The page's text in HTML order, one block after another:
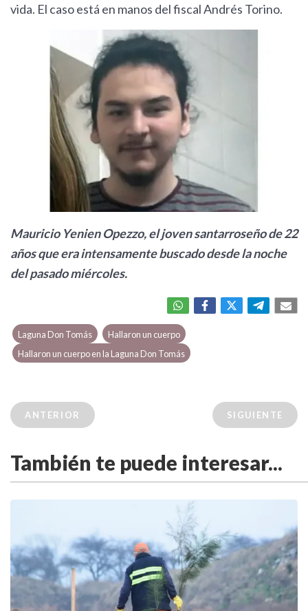
vida. El caso está en manos del fiscal Andrés Torino.
Mauricio Yenien Opezzo, el joven santarroseño de 22
años que era intensamente buscado desde la noche
del pasado miércoles.
Laguna Don Tomás
Hallaron un cuerpo
Hallaron un cuerpo en la Laguna Don Tomás
ANTERIOR SIGUIENTE
También te puede interesar...